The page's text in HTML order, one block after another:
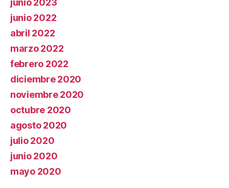
junio 2023
junio 2022
abril 2022
marzo 2022
febrero 2022
diciembre 2020
noviembre 2020
octubre 2020
agosto 2020
julio 2020
junio 2020
mayo 2020